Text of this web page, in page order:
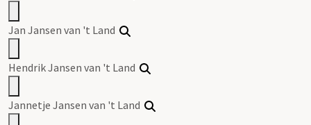
Jan Jansen van 't Land
Hendrik Jansen van 't Land
Jannetje Jansen van 't Land